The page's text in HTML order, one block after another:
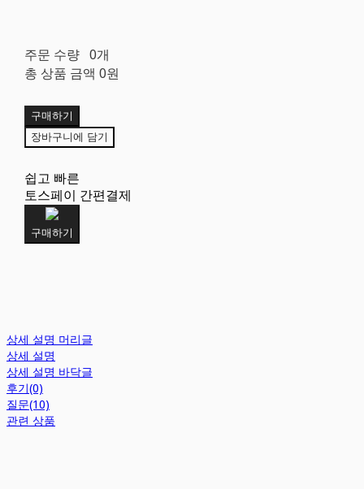
주문 수량 0개
총 상품 금액 0원
구매하기
장바구니에 담기
쉽고 빠른
토스페이 간편결제
구매하기
상세 설명 머리글
상세 설명
상세 설명 바닥글
후기(0)
질문(10)
관련 상품